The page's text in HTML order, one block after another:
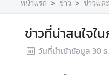
า
น
หน้าแรก ข่าว ข่าวแล
ข่าวที่น่าสนใจใ
วันที่นำเข้าข้อมูล 30